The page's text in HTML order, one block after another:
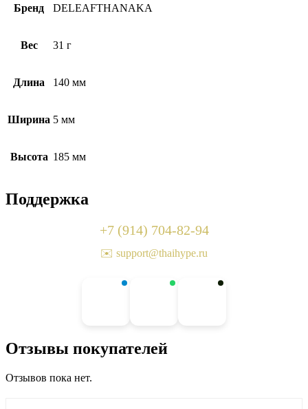
Бренд DELEAFTHANAKA
Вес 31 г
Длина 140 мм
Ширина 5 мм
Высота 185 мм
Поддержка
+7 (914) 704-82-94
✉️ support@thaihype.ru
Отзывы покупателей
Отзывов пока нет.